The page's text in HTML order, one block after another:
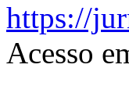
https://
Acesso